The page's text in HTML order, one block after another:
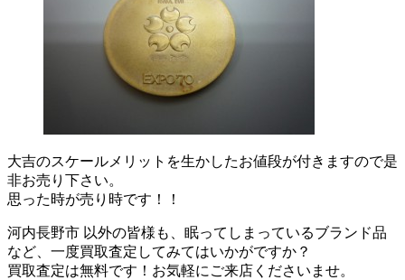
大吉のスケールメリットを生かしたお値段が付きますので是
非お売り下さい。
思った時が売り時です！！
河内長野市 以外の皆様も、眠ってしまっているブランド品
など、一度買取査定してみてはいかがですか？
買取査定は無料です！お気軽にご来店くださいませ。